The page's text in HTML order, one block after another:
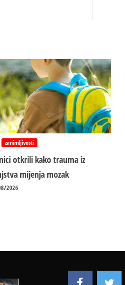
zanimljivosti
otkrili kako trauma iz
mijenja mozak
2026